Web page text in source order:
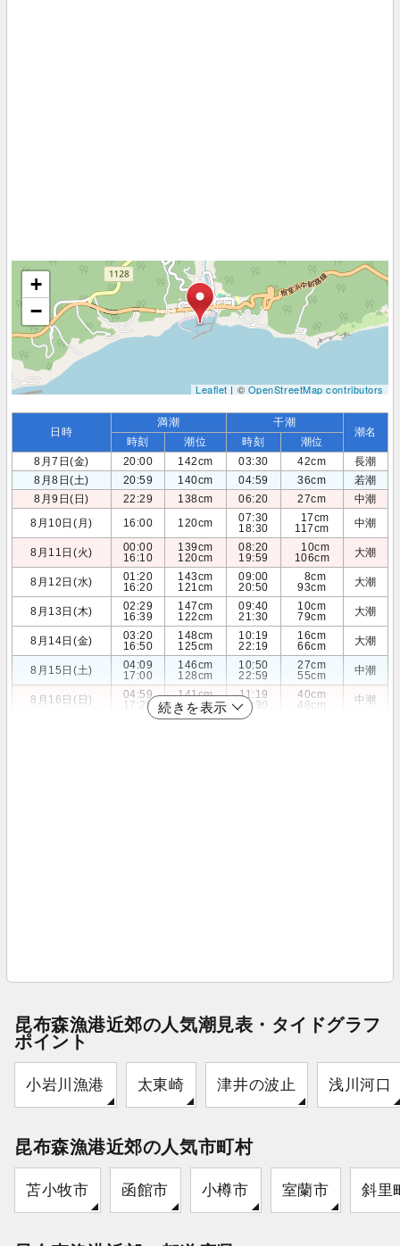
+
−
Leaflet| ©OpenStreetMap contributors
日時
満潮 干潮
潮名
時刻 潮位 時刻
潮位
8月7日(金)
20:00 142cm 03:30 42cm
長潮
8月8日(土)
20:59 140cm 04:59 36cm
若潮
8月9日(日)
22:29 138cm 06:20 27cm
中潮
8月10日(月)
16:00 120cm
07:30
18:30
17cm
117cm
中潮
8月11日(火)
00:00
16:10
139cm
120cm
08:20
19:59
10cm
106cm
大潮
8月12日(水)
01:20
16:20
143cm
121cm
09:00
20:50
8cm
93cm
大潮
8月13日(木)
02:29
16:39
147cm
122cm
09:40
21:30
10cm
79cm
大潮
8月14日(金)
03:20
16:50
148cm
125cm
10:19
22:19
16cm
66cm
大潮
8月15日(土)
04:09
17:00
146cm
128cm
10:50
22:59
27cm
55cm
中潮
8月16日(日)
04:59
17:29
141cm
133cm
11:19
23:30
40cm
48cm
中潮
続きを表示
昆布森漁港近郊の人気潮見表・タイドグラフ
ポイント
小岩川漁港 太東崎 津井の波止 浅川河口
昆布森漁港近郊の人気市町村
苫小牧市 函館市 小樽市 室蘭市 斜里